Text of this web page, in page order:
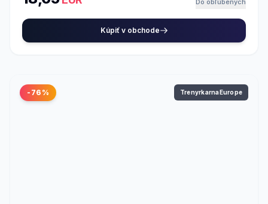
Do obľúbených
Kúpiť v obchode
-76% TrenyrkarnaEurope